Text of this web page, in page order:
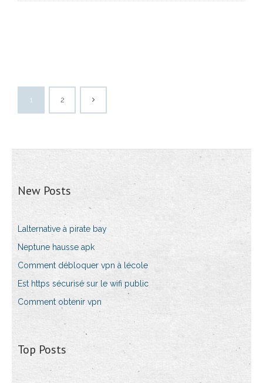
1 2
New Posts
Lalternative à pirate bay
Neptune hausse apk
Comment débloquer vpn à lécole
Est https sécurisé sur le wifi public
Comment obtenir vpn
Top Posts